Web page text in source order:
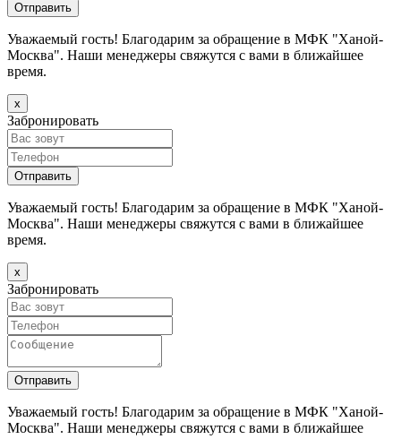
Уважаемый гость! Благодарим за обращение в МФК "Ханой-
Москва". Наши менеджеры свяжутся с вами в ближайшее
время.
х
Забронировать
Уважаемый гость! Благодарим за обращение в МФК "Ханой-
Москва". Наши менеджеры свяжутся с вами в ближайшее
время.
х
Забронировать
Уважаемый гость! Благодарим за обращение в МФК "Ханой-
Москва". Наши менеджеры свяжутся с вами в ближайшее